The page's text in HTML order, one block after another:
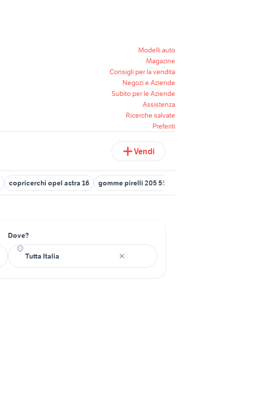
Modelli auto
Magazine
Consigli per la vendita
Negozi e Aziende
Subito per le Aziende
Assistenza
Ricerche salvate
Preferiti
Vendi
copricerchi opel astra 16 gomme pirelli 205 55 r16
Dove?